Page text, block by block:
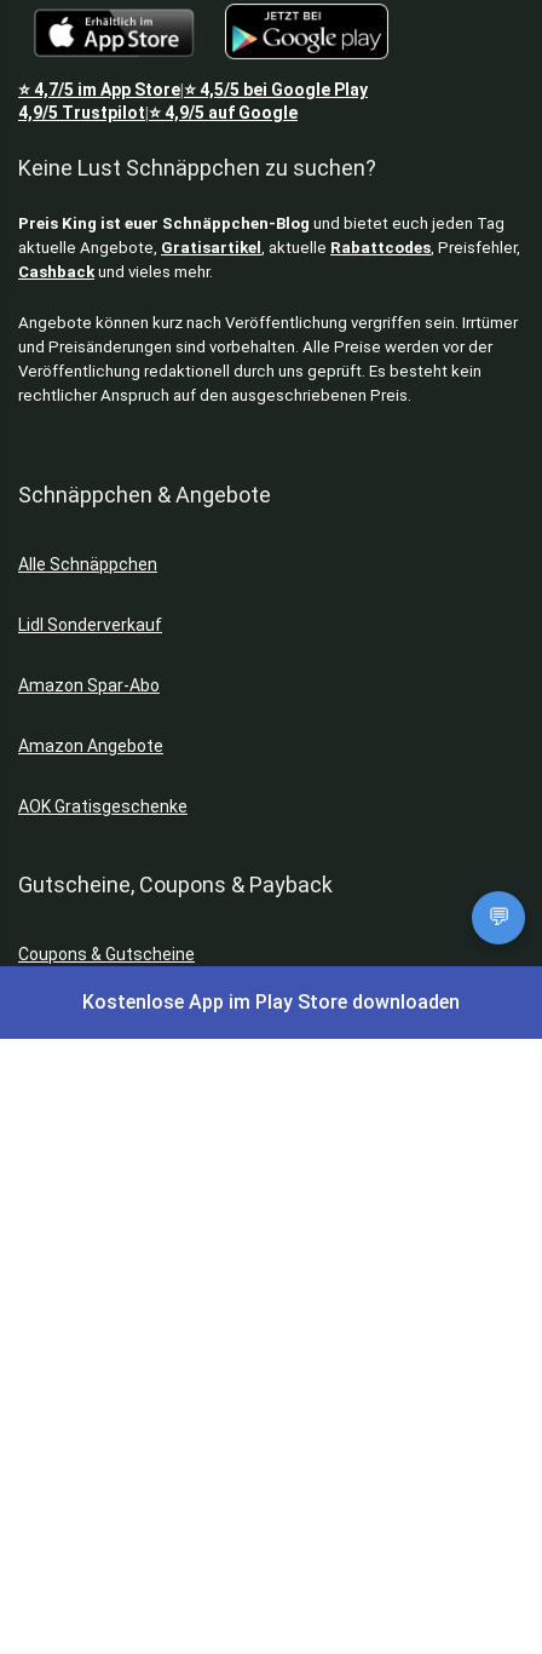
⭐4,7/5 im App Store⭐4,5/5 bei Google Play
4,9/5 Trustpilot ⭐4,9/5 auf Google
Keine Lust Schnäppchen zu suchen?
Preis King ist euer Schnäppchen-Blog und bietet euch jeden Tag
aktuelle Angebote, Gratisartikel , aktuelle Rabattcodes, Preisfehler,
Cashbackund vieles mehr.
Angebote können kurz nach Veröffentlichung vergriffen sein. Irrtümer
und Preisänderungen sind vorbehalten. Alle Preise werden vor der
Veröffentlichung redaktionell durch uns geprüft. Es besteht kein
rechtlicher Anspruch auf den ausgeschriebenen Preis.
Schnäppchen & Angebote
Alle Schnäppchen
Lidl Sonderverkauf
Amazon Spar-Abo
Amazon Angebote
AOK Gratisgeschenke
Gutscheine, Coupons & Payback
Coupons & Gutscheine
DM Payback Coupons
💬
Kostenlose App im Play Store downloaden